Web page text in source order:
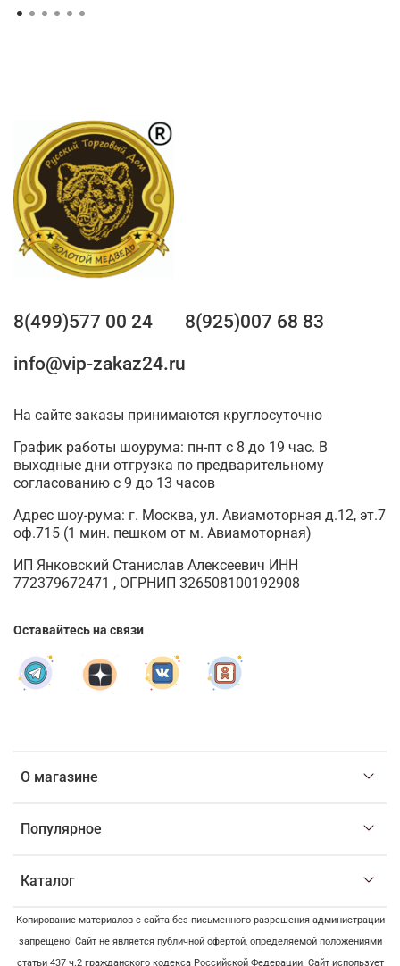
О магазине
Популярное
Каталог
8(499)577 00 24
8(925)007 68 83
info@vip-zakaz24.ru
На сайте заказы принимаются круглосуточно
График работы шоурума: пн-пт с 8 до 19 час. В
выходные дни отгрузка по предварительному
согласованию с 9 до 13 часов
Адрес шоу-рума: г. Москва, ул. Авиамоторная д.12, эт.7
оф.715 (1 мин. пешком от м. Авиамоторная)
ИП Янковский Станислав Алексеевич ИНН
772379672471 , ОГРНИП 326508100192908
Оставайтесь на связи
Копирование материалов с сайта без письменного разрешения администрации
запрещено! Сайт не является публичной офертой, определяемой положениями
статьи 437 ч.2 гражданского кодекса Российской Федерации. Сайт использует